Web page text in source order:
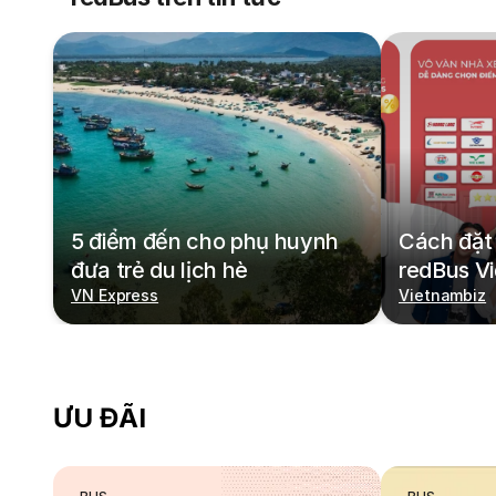
5 điểm đến cho phụ huynh
đưa trẻ du lịch hè
VN Express
Cách
redBus
Vietnambiz
ƯU ĐÃI